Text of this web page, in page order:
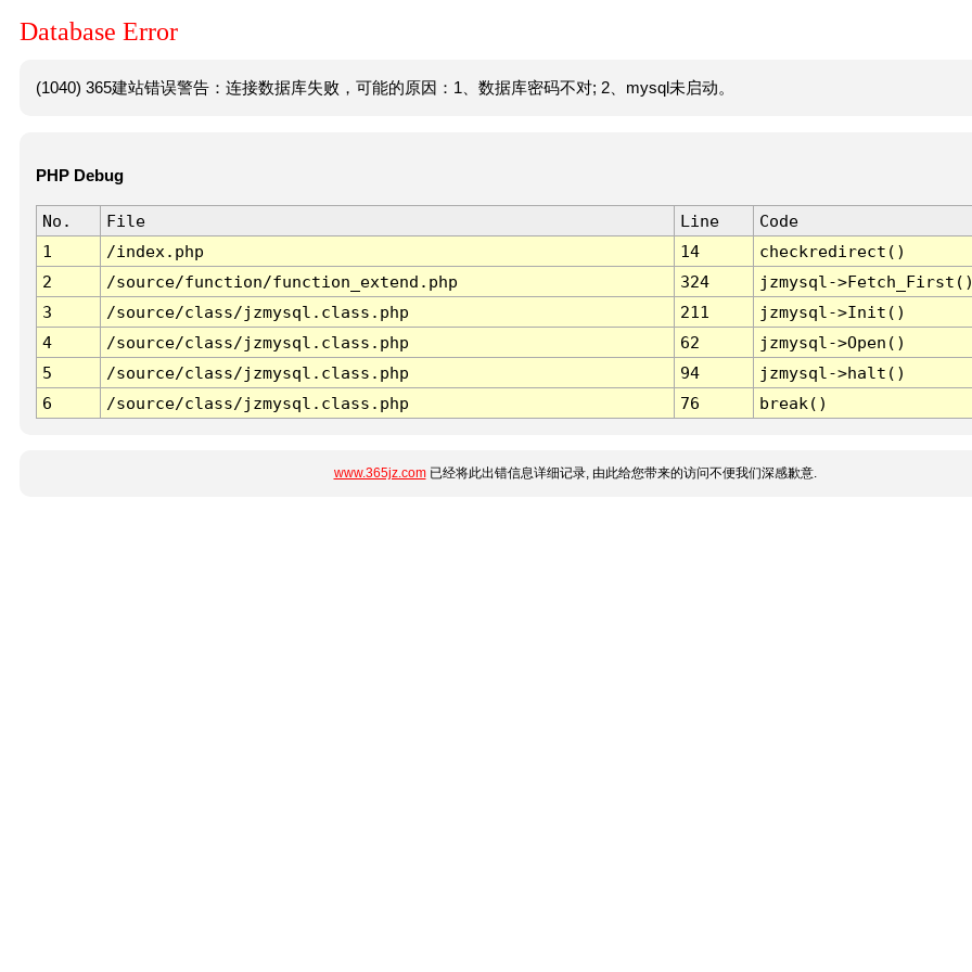
Database Error
(1040) 365建站错误警告：连接数据库失败，可能的原因：1、数据库密码不对; 2、mysql未启动。
PHP Debug
No. File Line
Code
1
/index.php 14
checkredirect()
2
/source/function/function_extend.php 324
jzmysql-
3
/source/class/jzmysql.class.php 211
jzmysql->Init()
4
/source/class/jzmysql.class.php 62
jzmysql->Open()
5
/source/class/jzmysql.class.php 94
jzmysql->halt()
6
/source/class/jzmysql.class.php 76 break()
www.365jz.com已经将此出错信息详细记录, 由此给您带来的访问不便我们深感歉意.